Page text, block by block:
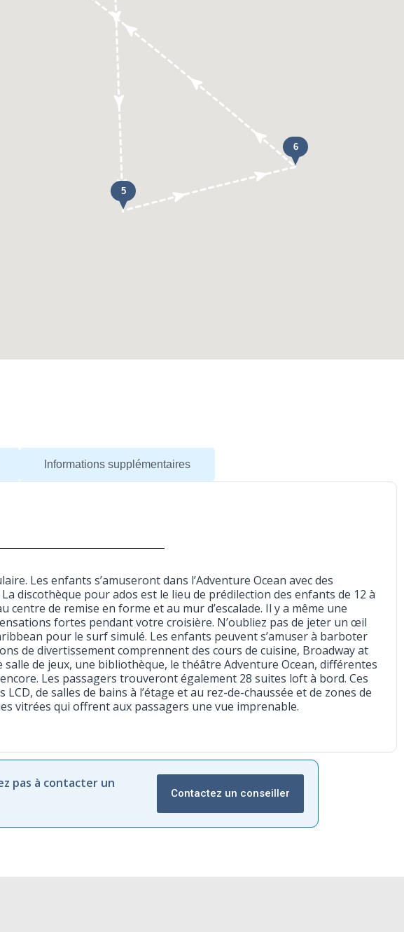
Informations supplémentaires
Les enfants s’amuseront dans l’Adventure Ocean avec des
discothèque pour ados est le lieu de prédilection des enfants de 12 à
centre de remise en forme et au mur d’escalade. Il y a même une
fortes pendant votre croisière. N’oubliez pas de jeter un œil
pour le surf simulé. Les enfants peuvent s’amuser à barboter
de divertissement comprennent des cours de cuisine, Broadway at
salle de jeux, une bibliothèque, le théâtre Adventure Ocean, différentes
Les passagers trouveront également 28 suites loft à bord. Ces
de salles de bains à l’étage et au rez-de-chaussée et de zones de
vitrées qui offrent aux passagers une vue imprenable.
pas à contacter un
Contactez un conseiller